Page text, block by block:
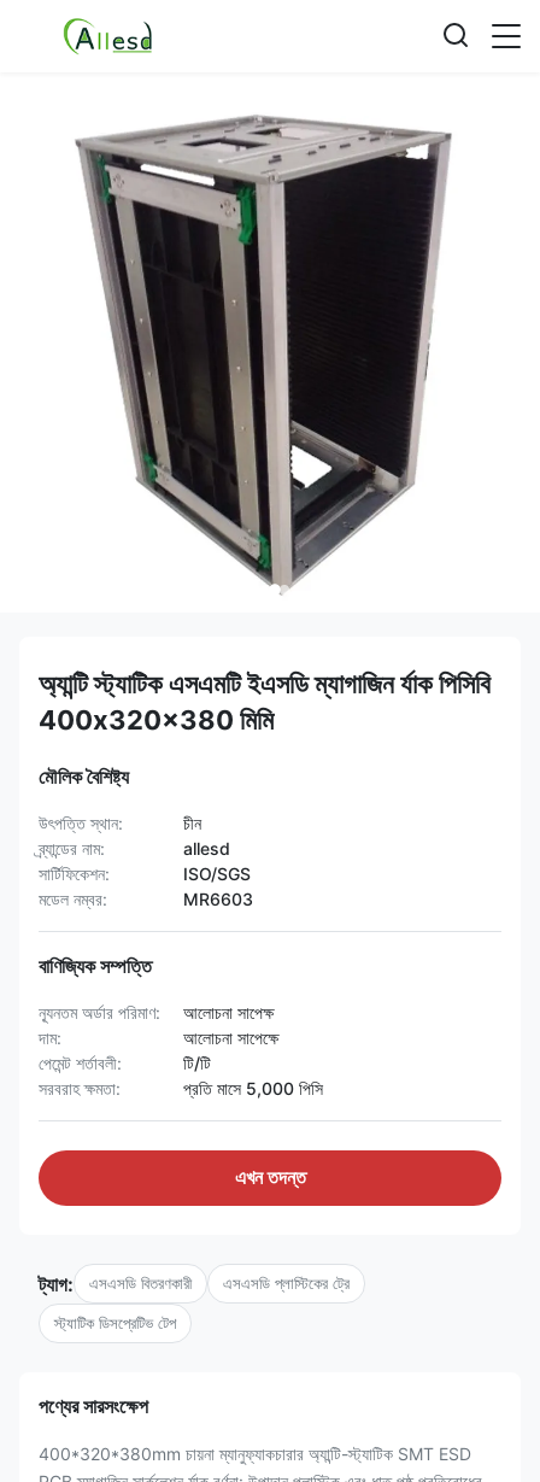
অ্যান্টি স্ট্যাটিক এসএমটি ইএসডি ম্যাগাজিন র্যাক পিসিবি
400x320x380 মিমি
মৌলিক বৈশিষ্ট্য
উৎপত্তি স্থান:
চীন
ব্র্যান্ডের নাম:
allesd
সার্টিফিকেশন:
ISO/SGS
মডেল নম্বর:
MR6603
বাণিজ্যিক সম্পত্তি
ন্যূনতম অর্ডার পরিমাণ:
আলোচনা সাপেক্ষ
দাম:
আলোচনা সাপেক্ষে
পেমেন্ট শর্তাবলী:
টি/টি
সরবরাহ ক্ষমতা:
প্রতি মাসে 5,000 পিসি
এখন তদন্ত
ট্যাগ: এসএসডি বিতরণকারী এসএসডি প্লাস্টিকের ট্রে
স্ট্যাটিক ডিসপ্রেটিভ টেপ
পণ্যের সারসংক্ষেপ
400*320*380mm চায়না ম্যানুফ্যাকচারার অ্যান্টি-স্ট্যাটিক SMT ESD